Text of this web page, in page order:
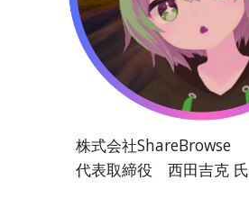
株式会社ShareBrowse
代表取締役 西田吉克 氏